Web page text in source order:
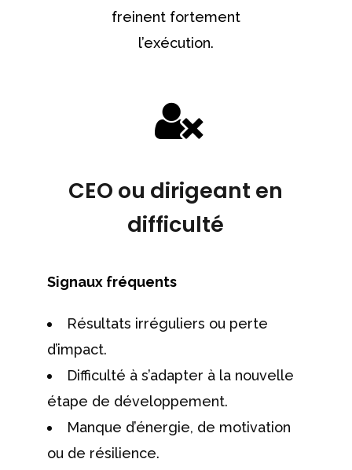
freinent fortement
l’exécution.
CEO ou dirigeant en
difficulté
Signaux fréquents
Résultats irréguliers ou perte
d’impact.
Difficulté à s’adapter à la nouvelle
étape de développement.
Manque d’énergie, de motivation
ou de résilience.